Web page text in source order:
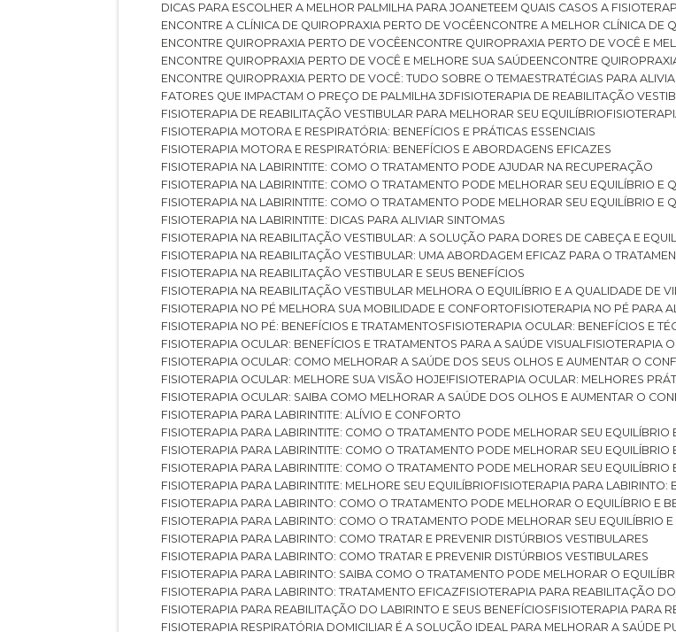
DICAS PARA ESCOLHER A MELHOR PALMILHA PARA JOANETE EM QUAIS CASOS A
ENCONTRE A CLÍNICA DE QUIROPRAXIA PERTO DE VOCÊ ENCONTRE A MELHOR CLÍNICA
ENCONTRE QUIROPRAXIA PERTO DE VOCÊ ENCONTRE QUIROPRAXIA PERTO DE VOCÊ E
ENCONTRE QUIROPRAXIA PERTO DE VOCÊ E MELHORE SUA SAÚDE ENCONTRE
ENCONTRE QUIROPRAXIA PERTO DE VOCÊ: TUDO SOBRE O TEMA ESTRATÉGIAS PARA
FATORES QUE IMPACTAM O PREÇO DE PALMILHA 3D
FISIOTERAPIA DE REABILITAÇÃO
FISIOTERAPIA DE REABILITAÇÃO VESTIBULAR PARA MELHORAR SEU EQUILÍBRIO
FISIOTERAPIA MOTORA E RESPIRATÓRIA: BENEFÍCIOS E PRÁTICAS ESSENCIAIS
FISIOTERAPIA MOTORA E RESPIRATÓRIA: BENEFÍCIOS E ABORDAGENS EFICAZES
FISIOTERAPIA NA LABIRINTITE: COMO O TRATAMENTO PODE AJUDAR NA RECUPERAÇÃO
FISIOTERAPIA NA LABIRINTITE: COMO O TRATAMENTO PODE MELHORAR SEU EQUILÍBRIO E
FISIOTERAPIA NA LABIRINTITE: COMO O TRATAMENTO PODE MELHORAR SEU EQUILÍBRIO E
FISIOTERAPIA NA LABIRINTITE: DICAS PARA ALIVIAR SINTOMAS
FISIOTERAPIA NA REABILITAÇÃO VESTIBULAR: A SOLUÇÃO PARA DORES DE CABEÇA E
FISIOTERAPIA NA REABILITAÇÃO VESTIBULAR: UMA ABORDAGEM EFICAZ PARA O
FISIOTERAPIA NA REABILITAÇÃO VESTIBULAR E SEUS BENEFÍCIOS
FISIOTERAPIA NA REABILITAÇÃO VESTIBULAR MELHORA O EQUILÍBRIO E A QUALIDADE DE
FISIOTERAPIA NO PÉ MELHORA SUA MOBILIDADE E CONFORTO
FISIOTERAPIA NO PÉ PARA
FISIOTERAPIA NO PÉ: BENEFÍCIOS E TRATAMENTOS
FISIOTERAPIA OCULAR: BENEFÍCIOS E
FISIOTERAPIA OCULAR: BENEFÍCIOS E TRATAMENTOS PARA A SAÚDE VISUAL FISIOTERAPIA
FISIOTERAPIA OCULAR: COMO MELHORAR A SAÚDE DOS SEUS OLHOS E AUMENTAR O
FISIOTERAPIA OCULAR: MELHORE SUA VISÃO HOJE! FISIOTERAPIA OCULAR: MELHORES
FISIOTERAPIA OCULAR: SAIBA COMO MELHORAR A SAÚDE DOS OLHOS E AUMENTAR O
FISIOTERAPIA PARA LABIRINTITE: ALÍVIO E CONFORTO
FISIOTERAPIA PARA LABIRINTITE: COMO O TRATAMENTO PODE MELHORAR SEU
FISIOTERAPIA PARA LABIRINTITE: COMO O TRATAMENTO PODE MELHORAR SEU EQUILÍBRIO
FISIOTERAPIA PARA LABIRINTITE: COMO O TRATAMENTO PODE MELHORAR SEU
FISIOTERAPIA PARA LABIRINTITE: MELHORE SEU EQUILÍBRIO
FISIOTERAPIA PARA
FISIOTERAPIA PARA LABIRINTO: COMO O TRATAMENTO PODE MELHORAR O EQUILÍBRIO E
FISIOTERAPIA PARA LABIRINTO: COMO O TRATAMENTO PODE MELHORAR SEU EQUILÍBRIO
FISIOTERAPIA PARA LABIRINTO: COMO TRATAR E PREVENIR DISTÚRBIOS VESTIBULARES
FISIOTERAPIA PARA LABIRINTO: COMO TRATAR E PREVENIR DISTÚRBIOS VESTIBULARES
FISIOTERAPIA PARA LABIRINTO: SAIBA COMO O TRATAMENTO PODE MELHORAR O
FISIOTERAPIA PARA LABIRINTO: TRATAMENTO EFICAZ FISIOTERAPIA PARA REABILITAÇÃO
FISIOTERAPIA PARA REABILITAÇÃO DO LABIRINTO E SEUS BENEFÍCIOS
FISIOTERAPIA PARA
FISIOTERAPIA RESPIRATÓRIA DOMICILIAR É A SOLUÇÃO IDEAL PARA MELHORAR A SAÚDE